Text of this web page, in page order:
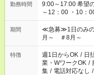
勤務時間
9:00～17:00 希望の時間帯を選べます！ ＜シフト例＞ ・8：30
～12：00 ・10：
22：00 ・22：00
期間
≪急募≫1日のみ
月～ ＃8月～
特徴 週1日からOK / 日
業・WワークOK /
集 / 電話対応なし /